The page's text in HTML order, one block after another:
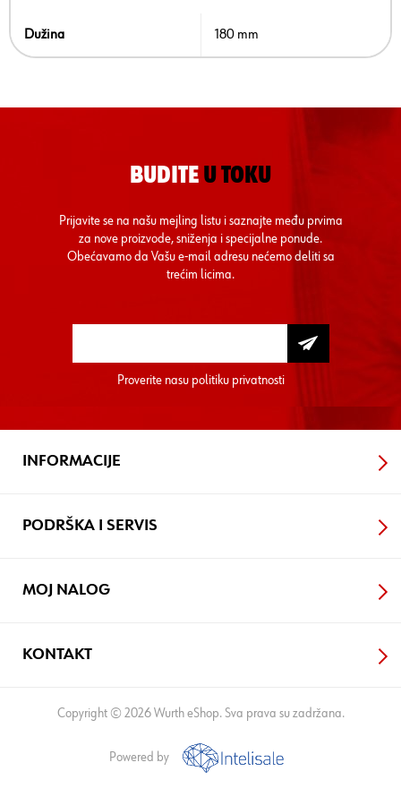
Dužina 180 mm
BUDITE U TOKU
Prijavite se na našu mejling listu i saznajte među prvima
za nove proizvode, sniženja i specijalne ponude.
Obećavamo da Vašu e-mail adresu nećemo deliti sa
trećim licima.
Proverite nasu politiku privatnosti
INFORMACIJE
PODRŠKA I SERVIS
MOJ NALOG
KONTAKT
Copyright © 2026 Wurth eShop. Sva prava su zadržana.
Powered by